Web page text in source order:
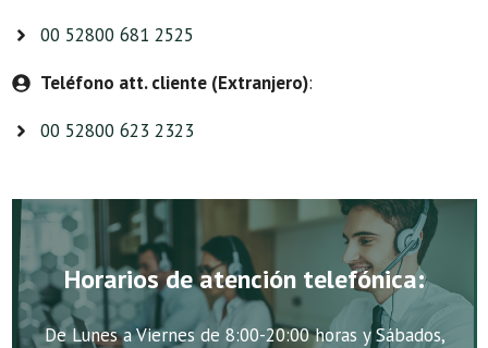
00 52800 681 2525
Teléfono att. cliente (Extranjero):
00 52800 623 2323
Horarios de atención telefónica:
De Lunes a Viernes de 8:00-20:00 horas y Sábados,